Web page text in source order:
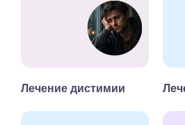
Лечение дистимии